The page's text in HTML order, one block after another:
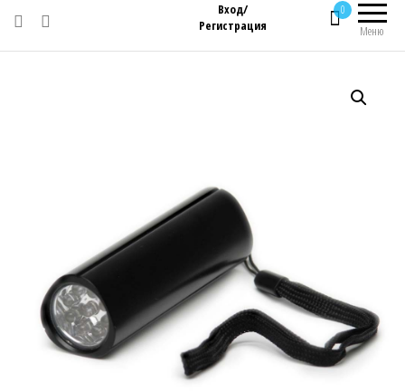
Меню
0
Вход/
Регистрация